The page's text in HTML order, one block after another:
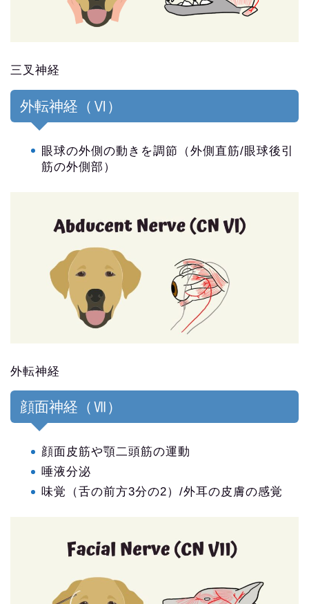
三叉神経
外転神経（Ⅵ）
眼球の外側の動きを調節（外側直筋/眼球後引
筋の外側部）
外転神経
顔面神経（Ⅶ）
顔面皮筋や顎二頭筋の運動
唾液分泌
味覚（舌の前方3分の2）/外耳の皮膚の感覚